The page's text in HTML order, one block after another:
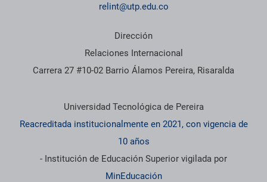
relint@utp.edu.co
Dirección
Relaciones Internacional
Carrera 27 #10-02 Barrio Álamos Pereira, Risaralda
Información institucional
Universidad Tecnológica de Pereira
Reacreditada institucionalmente en 2021, con vigencia de
10 años
- Institución de Educación Superior vigilada por
MinEducación